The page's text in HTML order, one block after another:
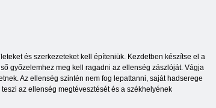
és szerkezeteket kell építeniük. Kezdetben készítse el a
győzelemhez meg kell ragadni az ellenség zászlóját. Vágja
Az ellenség szintén nem fog lepattanni, saját hadserege
az ellenség megtévesztését és a székhelyének